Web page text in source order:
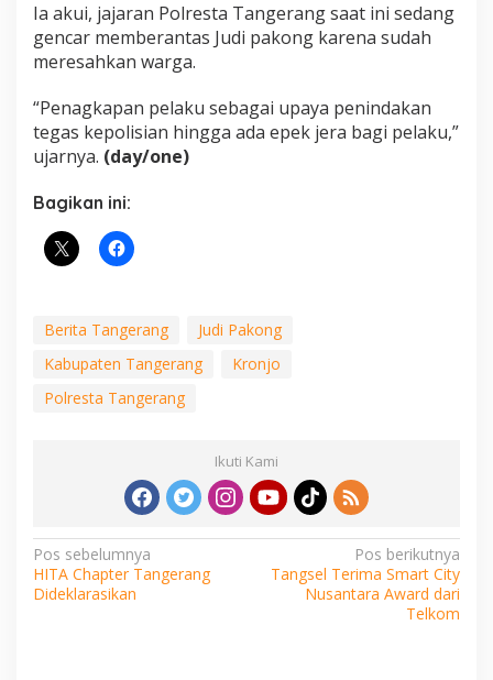
Ia akui, jajaran Polresta Tangerang saat ini sedang
gencar memberantas Judi pakong karena sudah
meresahkan warga.
“Penagkapan pelaku sebagai upaya penindakan
tegas kepolisian hingga ada epek jera bagi pelaku,”
ujarnya. (day/one)
Bagikan ini:
Berita Tangerang
Judi Pakong
Kabupaten Tangerang
Kronjo
Polresta Tangerang
Ikuti Kami
Navigasi
pos
Pos sebelumnya
HITA Chapter Tangerang
Dideklarasikan
Pos berikutnya
Tangsel Terima Smart City
Nusantara Award dari
Telkom